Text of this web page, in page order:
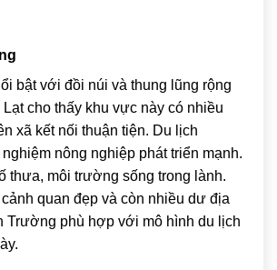
bật với đồi núi và thung lũng rộng
cho thấy khu vực này có nhiều
xã kết nối thuận tiện. Du lịch
nông nghiệp phát triển mạnh.
thưa, môi trường sống trong lành.
quan đẹp và còn nhiều dư địa
Trường phù hợp với mô hình du lịch